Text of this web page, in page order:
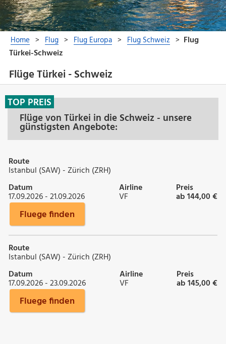
Flüge Türkei - Schweiz
Flüge von Türkei in die Schweiz - unsere
günstigsten Angebote:
TOP PREIS
Route
Istanbul (SAW) - Zürich (ZRH)
Datum
17.09.2026 - 21.09.2026
Airline
VF
Preis
ab 144,00 €
Fluege finden
Route
Istanbul (SAW) - Zürich (ZRH)
Datum
17.09.2026 - 23.09.2026
Airline
VF
Preis
ab 145,00 €
Fluege finden